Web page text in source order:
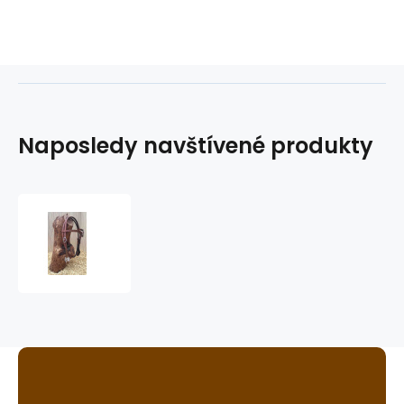
Naposledy navštívené produkty